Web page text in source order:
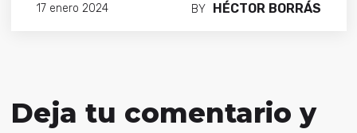
17 enero 2024 BY HÉCTOR BORRÁS
Deja tu comentario y